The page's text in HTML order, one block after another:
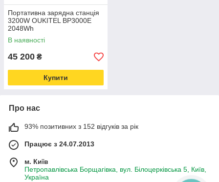
Портативна зарядна станція
3200W OUKITEL BP3000E
2048Wh
В наявності
45 200 ₴
Купити
Про нас
93% позитивних з 152 відгуків за рік
Працює з 24.07.2013
м. Київ
Петропавлівська Борщагівка, вул. Білоцерківська 5, Київ,
Україна